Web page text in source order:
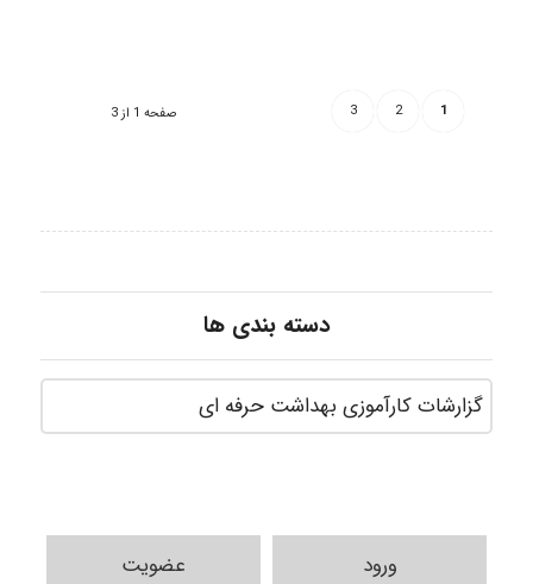
صفحه 1 از 3 1
2
3
دسته بندی ها
ورود عضویت